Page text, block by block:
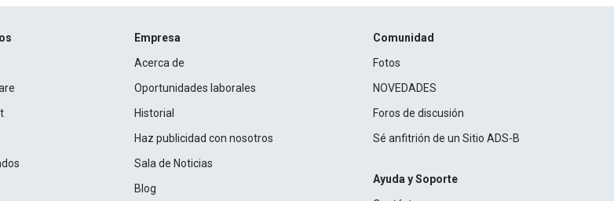
Empresa
Acerca de
Oportunidades laborales
Historial
Haz publicidad con nosotros
Sala de Noticias
Blog
Comunidad
Fotos
NOVEDADES
Foros de discusión
Sé anfitrión de un Sitio ADS-B
Ayuda y Soporte